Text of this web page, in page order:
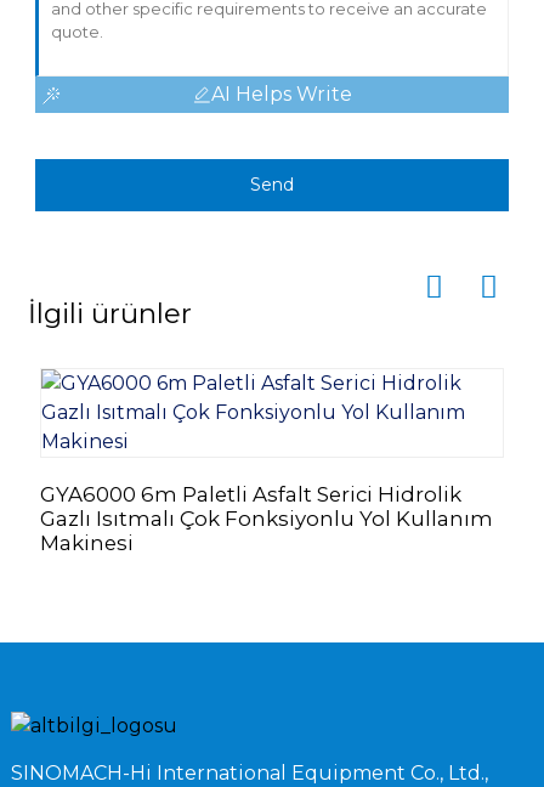
AI Helps Write
Send
İlgili ürünler
GYA6000 6m Paletli Asfalt Serici Hidrolik
Gazlı Isıtmalı Çok Fonksiyonlu Yol Kullanım
Makinesi
SINOMACH-Hi International Equipment Co., Ltd.,